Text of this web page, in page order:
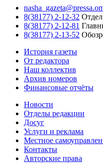
8(38177) 2-12-32
8(38177) 2-12-81
8(38177) 2-13-52
История газеты
От редактора
Наш коллектив
Архив номеров
Финансовые отчёты
Новости
Отделы редакции
Досуг
Услуги и реклама
Местное
Контакты
Авторские права